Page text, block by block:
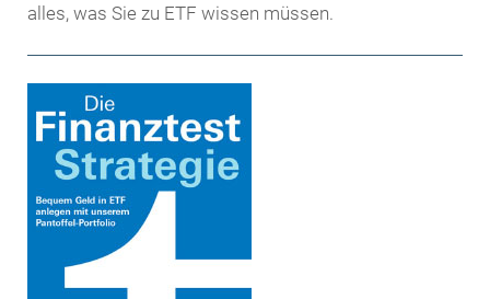
alles, was Sie zu ETF wissen müssen.